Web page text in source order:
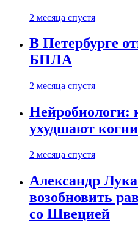
2 месяца спустя
В Петербурге
БПЛА
2 месяца спустя
Нейробиологи:
ухудшают
2 месяца спустя
Александр
возобновить
со Швецией